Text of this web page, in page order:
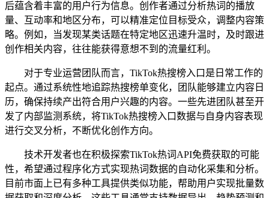
后蕴含着丰富的用户行为信息。创作者通过分析热词的播放
量、互动率和地区分布，可以精准定位目标受众，调整内容策
略。例如，当发现某类话题在特定地区迅速升温时，及时跟进
创作相关内容，往往能获得意想不到的流量红利。
对于专业运营团队而言，TikTok热搜榜入口是日常工作的
起点。通过系统性地追踪热搜榜单变化，团队能够建立内容日
历，确保持续产出符合用户兴趣的内容。一些先进团队甚至开
发了内部监测系统，将TikTok热搜榜入口数据与自身内容表现
进行交叉分析，不断优化创作方向。
技术开发者也在积极探索TikTok热词API免费获取的可能
性，希望通过程序化方式实现热词数据的自动化采集和分析。
目前市面上已有多种工具提供类似功能，帮助用户实现批量数